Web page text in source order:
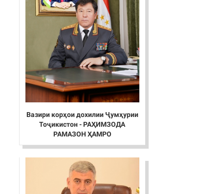
Вазири корҳои дохилии Ҷумҳурии
Тоҷикистон - РАҲИМЗОДА
РАМАЗОН ҲАМРО